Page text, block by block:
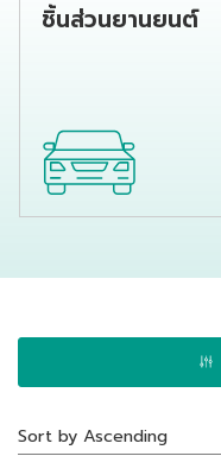
ชิ้นส่วนยานยนต์
Sort by Ascending